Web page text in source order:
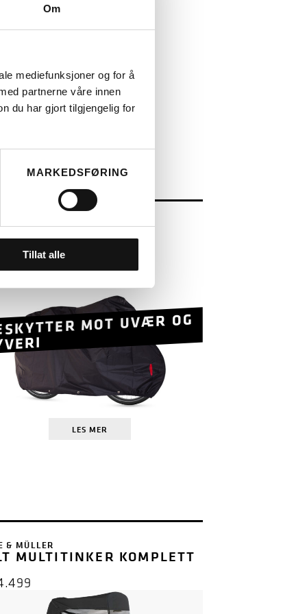
Om
mediefunksjoner og for å
partnerne våre innen
du har gjort tilgjengelig for
MARKEDSFØRING
Tillat alle
GLEM IKKE
MOT UVÆR OG
METZ
LES MER
& MÜLLER
MULTITINKER KOMPLETT